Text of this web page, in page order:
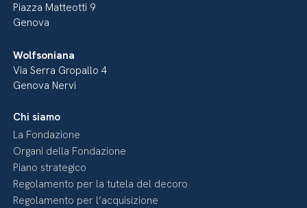
Piazza Matteotti 9
Genova
Wolfsoniana
Via Serra Gropallo 4
Genova Nervi
Chi siamo
La Fondazione
Organi della Fondazione
Piano strategico
Regolamento per la tutela del decoro
Regolamento per l’acquisizione